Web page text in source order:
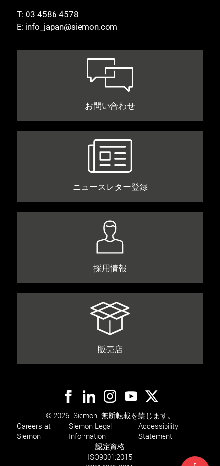
T: 03 4586 4578
E: info_japan@siemon.com
お問い合わせ
ニュースレター登録
採用情報
販売店
© 2026. Siemon. 無断転載を禁じます。
Careers at
Siemon
Siemon Legal
Information
Accessibility
Statement
認定資格
ISO9001:2015